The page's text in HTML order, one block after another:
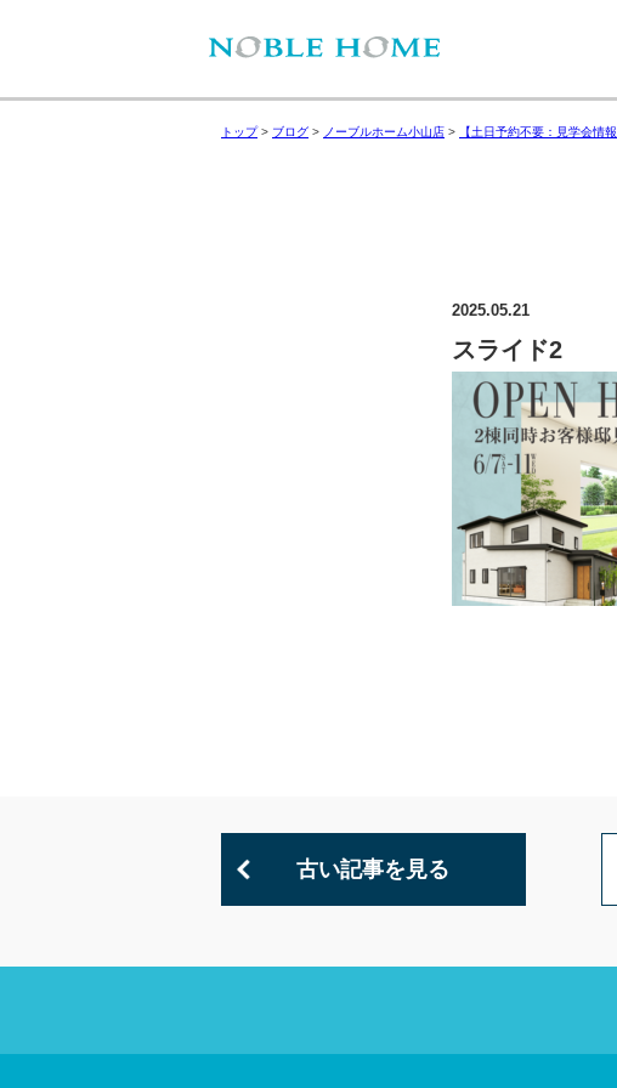
トップ> ブログ > ノーブルホーム小山店 > 【土日予約不要：見学会情
2025.05.21
スライド2
古い記事を見る